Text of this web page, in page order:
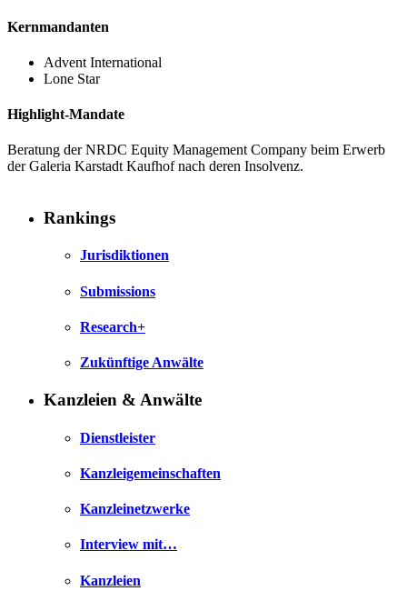
Kernmandanten
Advent International
Lone Star
Highlight-Mandate
Beratung der NRDC Equity Management Company beim Erwerb
der Galeria Karstadt Kaufhof nach deren Insolvenz.
Rankings
Jurisdiktionen
Submissions
Research+
Zukünftige Anwälte
Kanzleien & Anwälte
Dienstleister
Kanzleigemeinschaften
Kanzleinetzwerke
Interview mit…
Kanzleien